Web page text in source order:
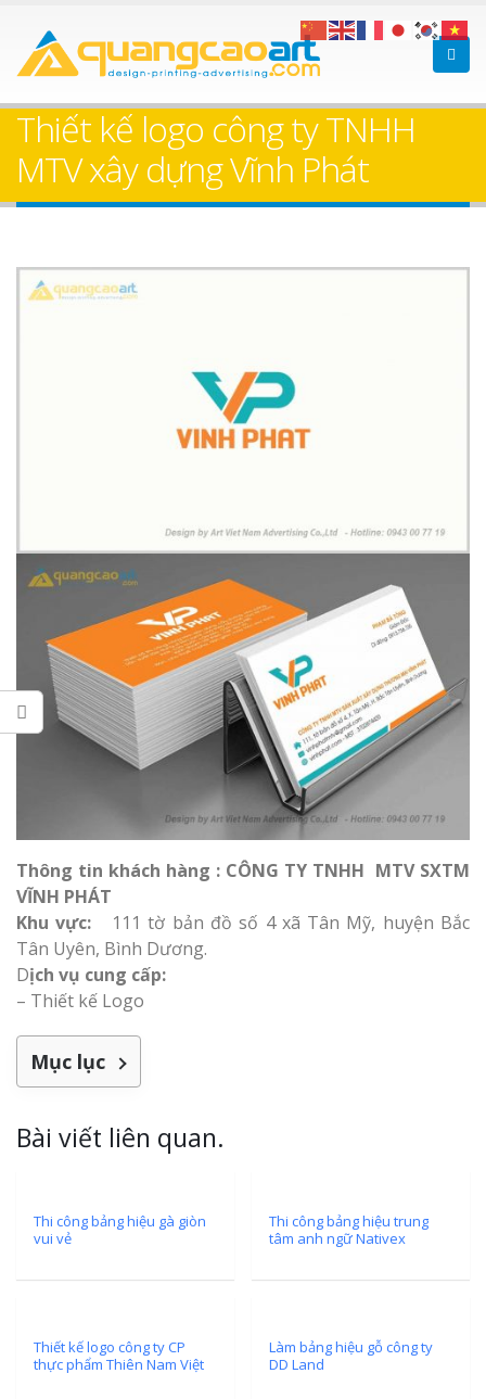
Thiết kế logo công ty TNHH
MTV xây dựng Vĩnh Phát
Thông tin khách hàng : CÔNG TY TNHH MTV SXTM
VĨNH PHÁT
Khu vực:
111 tờ bản đồ số 4 xã Tân Mỹ, huyện Bắc
Tân Uyên, Bình Dương.
Dịch vụ cung cấp:
– Thiết kế Logo
Mục lục
Bài viết liên quan.
Thi công bảng hiệu gà giòn
vui vẻ
Thi công bảng hiệu trung
tâm anh ngữ Nativex
Thiết kế logo công ty CP
thực phẩm Thiên Nam Việt
Làm bảng hiệu gỗ công ty
DD Land
Làm bảng hiệu gỗ tại
theo yêu cầu
Làm bảng hiệu gỗ tại
Nghệ An
Làm Biển
sữa Bình Dương
Làm biển
tóc Thuận An
Thi công
cáo Vinh
Nghệ An giá
Rẻ Tại Vinh Giải Pháp
Quả